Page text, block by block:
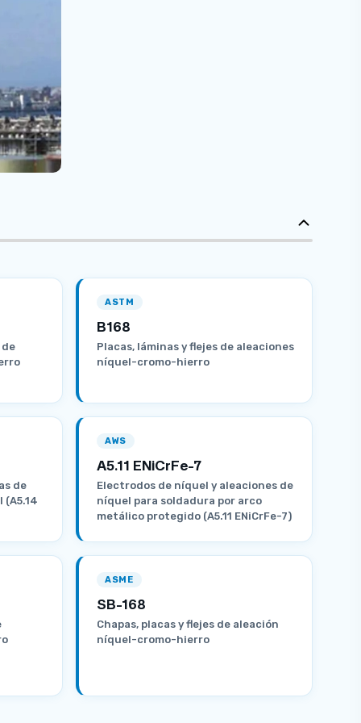
ASTM
B168
Placas, láminas y flejes de aleaciones
níquel-cromo-hierro
de
AWS
A5.11 ENiCrFe-7
Electrodos de níquel y aleaciones de
níquel para soldadura por arco
metálico protegido (A5.11 ENiCrFe-7)
ASME
SB-168
Chapas, placas y flejes de aleación
níquel-cromo-hierro